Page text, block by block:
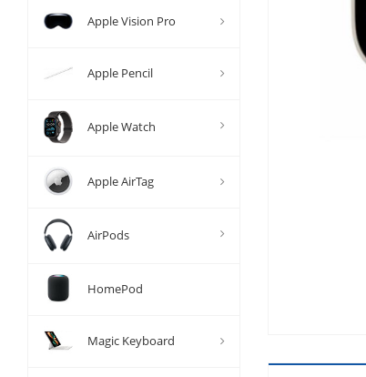
Apple Vision Pro
Apple Pencil
Apple Watch
Apple AirTag
AirPods
HomePod
Magic Keyboard